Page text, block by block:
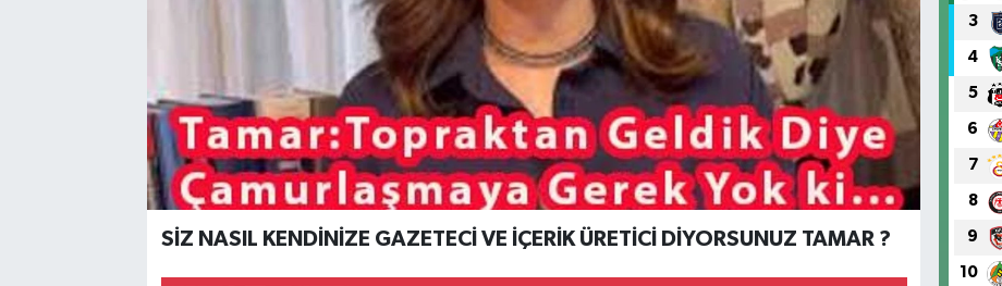
SİZ NASIL KENDİNİZE GAZETECİ VE İÇERİK ÜRETİCİ DİYORSUNUZ TAMAR ?
3
4
5
6
7
8
9
10